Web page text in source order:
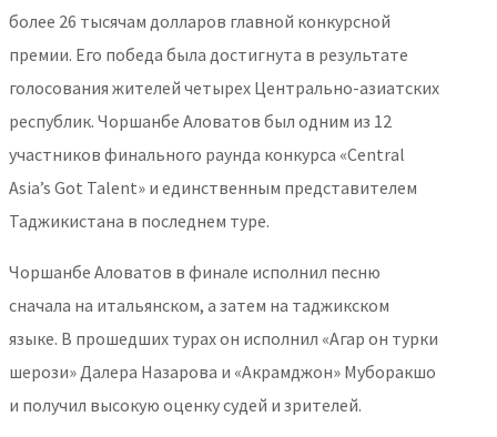
более 26 тысячам долларов главной конкурсной
премии. Его победа была достигнута в результате
голосования жителей четырех Центрально-азиатских
республик. Чоршанбе Аловатов был одним из 12
участников финального раунда конкурса «Central
Asia’s Got Talent» и единственным представителем
Таджикистана в последнем туре.
Чоршанбе Аловатов в финале исполнил песню
сначала на итальянском, а затем на таджикском
языке. В прошедших турах он исполнил «Агар он турки
шерози» Далера Назарова и «Акрамджон» Муборакшо
и получил высокую оценку судей и зрителей.